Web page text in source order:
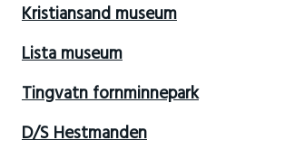
Kristiansand museum
Lista museum
Tingvatn fornminnepark
D/S Hestmanden